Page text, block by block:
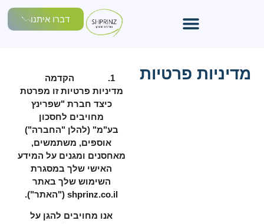
דברו איתנו
מדיניות פרטיות
הקדמה
מדיניות פרטיות זו מפרטת
כיצד חברת "שפרינץ
מחויבים לחסכון
בע"מ" (להלן "החברה")
אוספים, משתמשים,
מאחסנים ומגנים על המידע
האישי שלך במסגרת
השימוש שלך באתר
shprinz.co.il ("האתר").
אנו מחויבים להגן על